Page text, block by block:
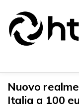
Nuovo
Italia a 100